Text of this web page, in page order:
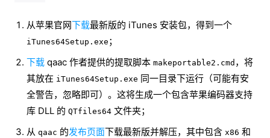
从苹果官网下载最新版的 iTunes 安装包，得到一个
iTunes64Setup.exe ；
下载 qaac 作者提供的提取脚本 makeportable2.cmd ，将
其放在 iTunes64Setup.exe 同一目录下运行（可能有安
全警告，忽略即可）。这将生成一个包含苹果编码器支持
库 DLL 的 QTfiles64 文件夹；
从 qaac 的发布页面下载最新版并解压，其中包含 x86 和